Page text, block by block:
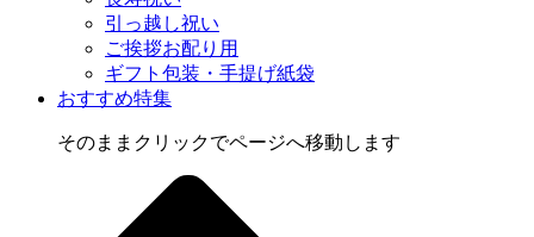
引っ越し祝い
ご挨拶お配り用
ギフト包装・手提げ紙袋
おすすめ特集
そのままクリックでページへ移動します